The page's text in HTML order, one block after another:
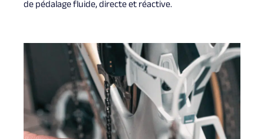
de pédalage fluide, directe et réactive.